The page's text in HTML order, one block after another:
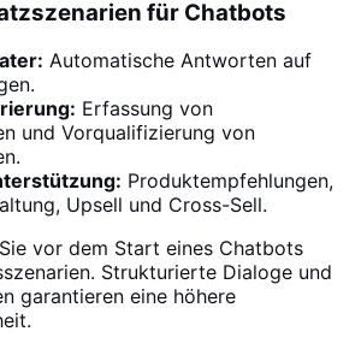
für Chatbots
Automatische Antworten auf
Erfassung von
und Vorqualifizierung von
Produktempfehlungen,
Upsell und Cross-Sell.
vor dem Start eines Chatbots
Strukturierte Dialoge und
garantieren eine höhere